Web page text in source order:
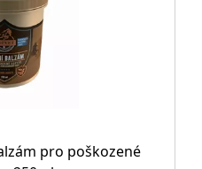
pro poškozené